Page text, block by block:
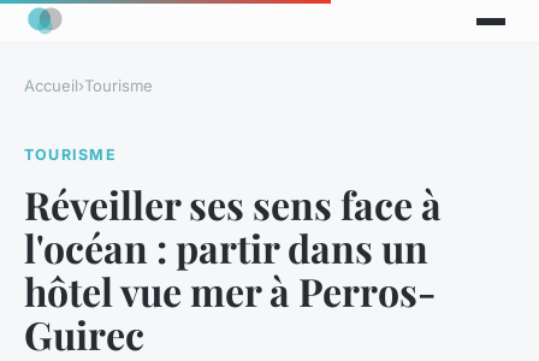
Accueil›Tourisme
TOURISME
Réveiller ses sens face à
l'océan : partir dans un
hôtel vue mer à Perros-
Guirec